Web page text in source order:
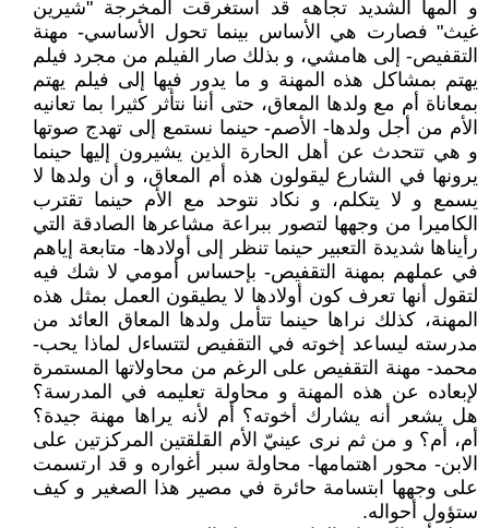
و ألمها الشديد تجاهه قد استغرقت المخرجة "شيرين
غيث" فصارت هي الأساس بينما تحول الأساسي- مهنة
التقفيص- إلى هامشي، و بذلك صار الفيلم من مجرد فيلم
يهتم بمشاكل هذه المهنة و ما يدور فيها إلى فيلم يهتم
بمعاناة أم مع ولدها المعاق، حتى أننا نتأثر كثيرا بما تعانيه
الأم من أجل ولدها- الأصم- حينما نستمع إلى تهدج صوتها
و هي تتحدث عن أهل الحارة الذين يشيرون إليها حينما
يرونها في الشارع ليقولون هذه أم المعاق، و أن ولدها لا
يسمع و لا يتكلم، و نكاد نتوحد مع الأم حينما تقترب
الكاميرا من وجهها لتصور ببراعة مشاعرها الصادقة التي
رأيناها شديدة التعبير حينما تنظر إلى أولادها- متابعة إياهم
في عملهم بمهنة التقفيص- بإحساس أمومي لا شك فيه
لتقول أنها تعرف كون أولادها لا يطيقون العمل بمثل هذه
المهنة، كذلك نراها حينما تتأمل ولدها المعاق العائد من
مدرسته ليساعد إخوته في التقفيص لتتساءل لماذا يحب-
محمد- مهنة التقفيص على الرغم من محاولاتها المستمرة
لإبعاده عن هذه المهنة و محاولة تعليمه في المدرسة؟
هل يشعر أنه يشارك أخوته؟ أم لأنه يراها مهنة جيدة؟
أم، أم؟ و من ثم نرى عينيّ الأم القلقتين المركزتين على
الابن- محور اهتمامها- محاولة سبر أغواره و قد ارتسمت
على وجهها ابتسامة حائرة في مصير هذا الصغير و كيف
ستؤول أحواله.